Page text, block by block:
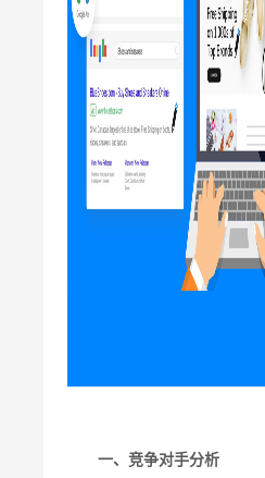
一、竞争对手分析